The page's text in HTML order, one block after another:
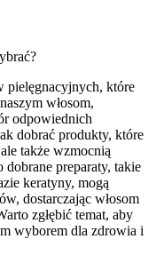
pielęgnacyjnych, które
włosom,
odpowiednich
dobrać produkty, które
także wzmocnią
preparaty, takie
keratyny, mogą
dostarczając włosom
zgłębić temat, aby
wyborem dla zdrowia i